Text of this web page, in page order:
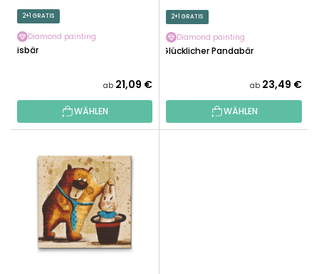
R
U
N
R
O
D
T
2+1 GRATIS
Diamond painting
Eisbär
ab 21,09 €
WÄHLEN
2+1 GRATIS
Diamond painting
Glücklicher Pandabär
ab 23,49 €
WÄHLEN